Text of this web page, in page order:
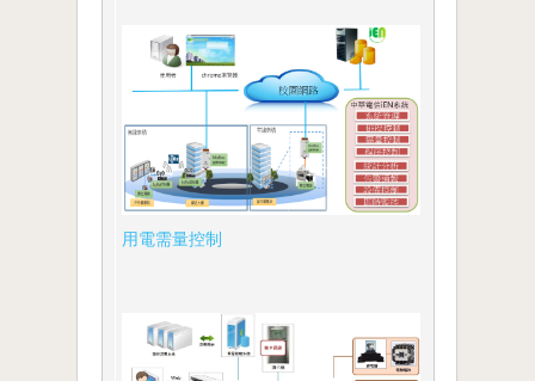
用電需量控制